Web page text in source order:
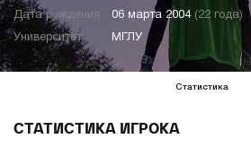
Дата рождения: 06 марта 2004 (22 года)
Университет: МГЛУ
Статистика
СТАТИСТИКА ИГРОКА